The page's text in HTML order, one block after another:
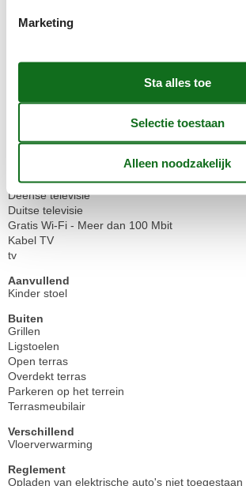
Huishoudelijke apparaten
Diepvries
Koelkast
Waterkoker
Chromecast
Deense televisie
Duitse televisie
Gratis Wi-Fi - Meer dan 100 Mbit
Kabel TV
tv
Aanvullend
Kinder stoel
Buiten
Grillen
Ligstoelen
Open terras
Overdekt terras
Parkeren op het terrein
Terrasmeubilair
Verschillend
Vloerverwarming
Reglement
Opladen van elektrische auto's niet toegestaan
Marketing